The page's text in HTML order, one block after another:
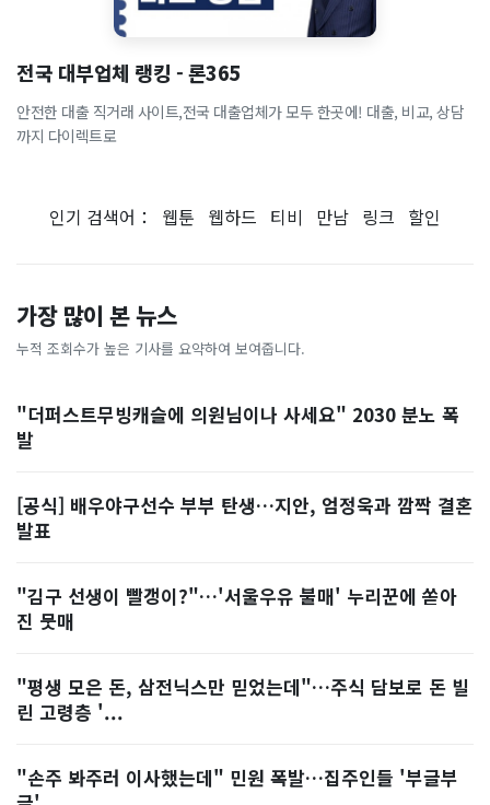
전국 대부업체 랭킹 - 론365
안전한 대출 직거래 사이트,전국 대출업체가 모두 한곳에! 대출, 비교, 상담
까지 다이렉트로
인기 검색어： 웹툰 웹하드 티비 만남 링크 할인
가장 많이 본 뉴스
누적 조회수가 높은 기사를 요약하여 보여줍니다.
"더퍼스트무빙캐슬에 의원님이나 사세요" 2030 분노 폭
발
[공식] 배우야구선수 부부 탄생…지안, 엄정욱과 깜짝 결혼
발표
"김구 선생이 빨갱이?"…'서울우유 불매' 누리꾼에 쏟아
진 뭇매
"평생 모은 돈, 삼전닉스만 믿었는데"…주식 담보로 돈 빌
린 고령층 '...
"손주 봐주러 이사했는데" 민원 폭발…집주인들 '부글부